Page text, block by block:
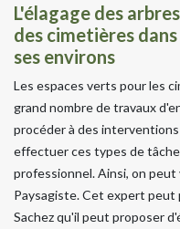
L'élagage des
des cimetières
ses environs
Les espaces verts pour les
grand nombre de travaux
procéder à des
effectuer ces types de
professionnel. Ainsi, on peut
Paysagiste. Cet expert peut
Sachez qu'il peut proposer